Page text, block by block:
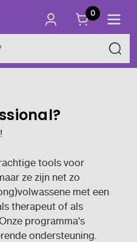
0
tools voor
ze zijn net zo
met een
therapeut of als
programma's
ondersteuning.